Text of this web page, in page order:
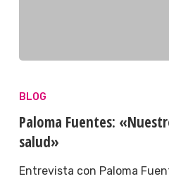
BLOG
Paloma Fuentes:
salud»
Entrevista con Paloma